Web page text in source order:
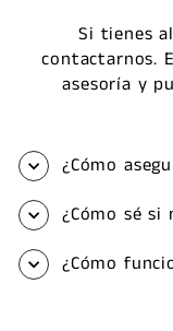
Si tienes
contactarnos.
asesoría y
¿Cómo
¿Cómo sé si
¿Cómo